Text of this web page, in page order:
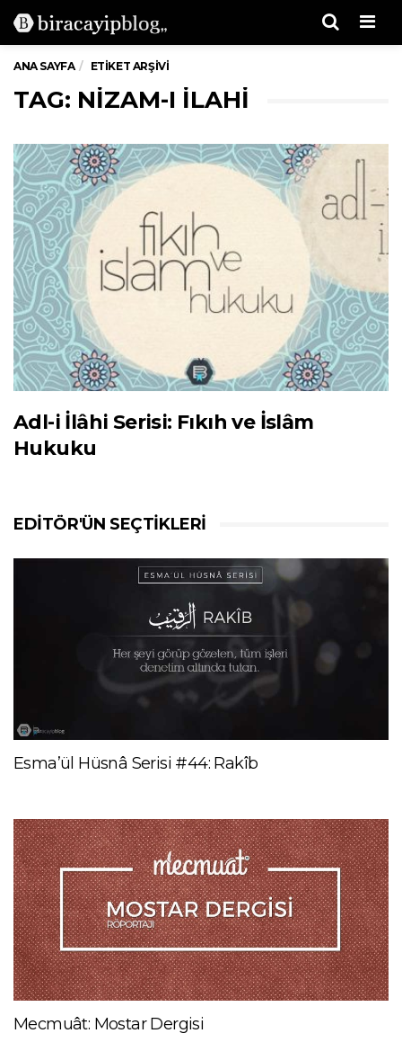
ANA SAYFA ETIKET ARŞIVI
TAG: NIZAM-I ILAHI
Adl-i İlâhi Serisi: Fıkıh ve İslâm
Hukuku
EDITÖR'ÜN SEÇTIKLERI
Esma’ül Hüsnâ Serisi #44: Rakîb
Mecmuât: Mostar Dergisi